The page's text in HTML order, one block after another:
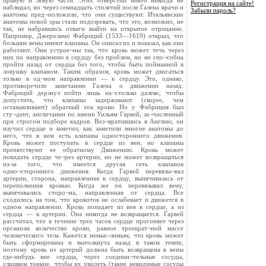
наблюдал, но через семнадцать столетий после Галена врачи и
анатомы пред¬положили, что они существуют. Итальянские
анатомы новой эры стали подозревать, что это, возможно, не
так, не набравшись отваги выйти на открытое отрицание.
Например, Джероламо Фабриций (1533—1619) открыл, что
большие вены имеют клапаны. Он описал их и показал, как они
работают. Они устрое¬ны так, что кровь может течь через
них по направлению к сердцу без проблем, но не спо¬собна
пройти назад от сердца без того, чтобы быть пойманной в
ловушку клапаном. Таким образом, кровь может двигаться
только в од¬ном направлении — к сердцу. Это, однако,
противоречило замечанию Галена о движении назад.
Фабриций дерзнул пойти лишь на¬столько далеко, чтобы
допустить, что клапаны задерживают (скорее, чем
останавливают) обратный ток крови. Но у Фабриция был
сту¬дент, англичанин по имени Уильям Гарвей, за¬численный
при строгом подборе кадров. Воз¬вратившись в Англию, он
изучил сердце и заметил, как заметили многие анатомы до
него, что в нем есть клапаны одностороннего движения.
Кровь может поступать в сердце из вен, но клапаны
препятствуют ее обратному Движению. Кровь может
покидать сердце че¬рез артерии, но не может возвращаться
из-за того, что имеется другая сеть клапанов
одно¬стороннего движения. Когда Гарвей перевязы¬вал
артерии, сторона, направленная к сердцу, выпячивалась от
переполнения кровью. Когда же он перевязывал вену,
выпячивалась сторо¬на, направленная от сердца. Все
сходилось на том, что кровоток не ослабевает и движется в
одном направлении. Кровь попадает из вен в сердце, а из
сердца — в артерии. Она никогда не возвращается. Гарвей
рассчитал, что в течение трех часов сердце прогоняет через
организм количество крови, равное троекрат¬ной массе
человеческого тела. Кажется немыс-лимым, что кровь может
быть сформирована и вытолкнута назад в таком темпе,
поэтому кровь из артерий должна быть возвращена в вены
где-нибудь вне сердца, через соедини¬тельные сосуды,
слишком тонкие, чтобы их увидеть (такие невидимые сосуды
Регистрация на сайте!
Забыли пароль?